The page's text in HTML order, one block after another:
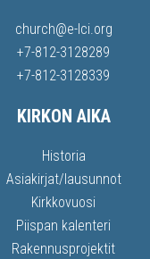
church@e-lci.org
+7-812-3128289
+7-812-3128339
KIRKON AIKA
Historia
Asiakirjat/lausunnot
Kirkkovuosi
Piispan kalenteri
Rakennusprojektit